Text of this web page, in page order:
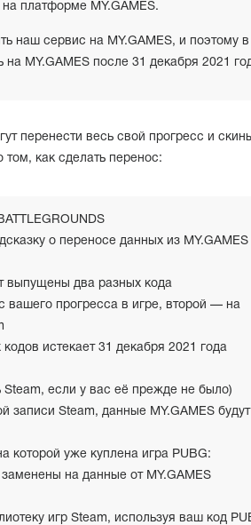
платформе MY.GAMES.
наш сервис на MY.GAMES, и поэтому в
на MY.GAMES после 31 декабря 2021
перенести весь свой прогресс и
как сделать перенос:
о переносе данных из MY.GAMES
выпущены два разных кода
прогресса в игре, второй — на
истекает 31 декабря 2021 года
Steam, если у вас её прежде не было)
записи Steam, данные MY.GAMES будут
которой уже куплена игра PUBG:
на данные от MY.GAMES
игр Steam, используя ваш код